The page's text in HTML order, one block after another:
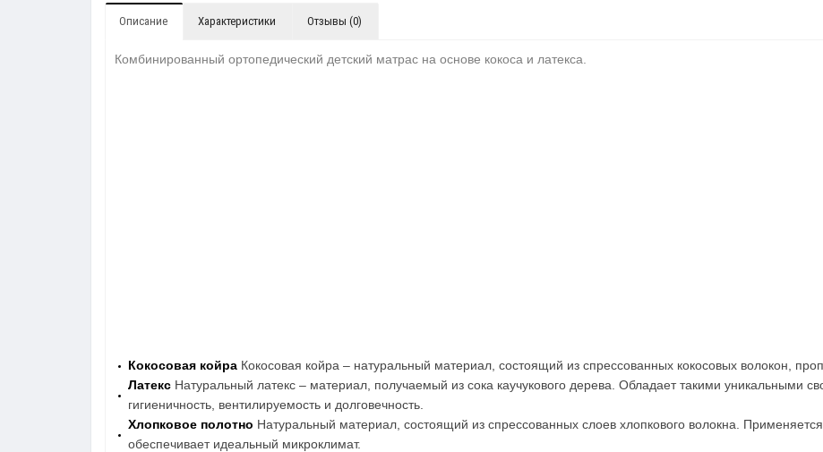
Описание Характеристики Отзывы (0)
Комбинированный ортопедический детский матрас на основе кокоса и латекса.
Кокосовая койра Кокосовая койра – натуральный материал, состоящий из спрессованных кокосовых волокон,
Латекс Натуральный латекс – материал, получаемый из сока каучукового дерева. Обладает такими уникальными
гигиеничность, вентилируемость и долговечность.
Хлопковое полотно Натуральный материал, состоящий из спрессованных слоев хлопкового волокна.
обеспечивает идеальный микроклимат.